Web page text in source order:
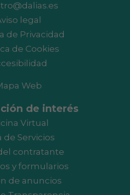
legal
de Privacidad
de Cookies
Web
de interés
Virtual
de Servicios
contratante
y formularios
de anuncios